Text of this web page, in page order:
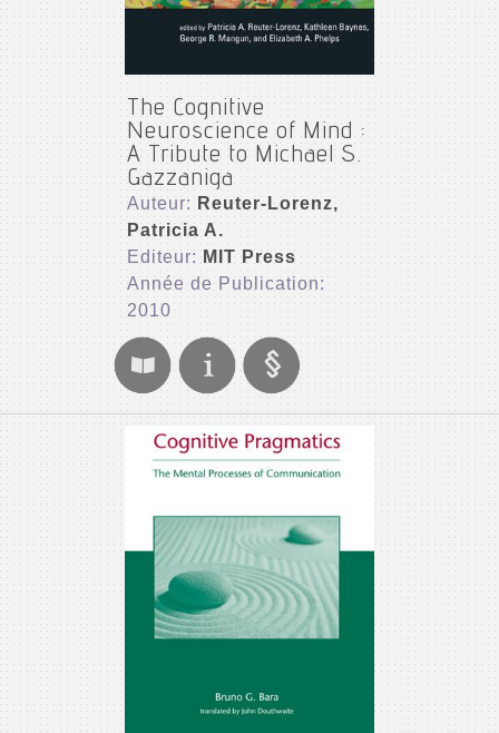
The Cognitive
Neuroscience of Mind :
A Tribute to Michael S.
Gazzaniga
Auteur: Reuter-Lorenz,
Patricia A.
Editeur: MIT Press
Année de Publication:
2010